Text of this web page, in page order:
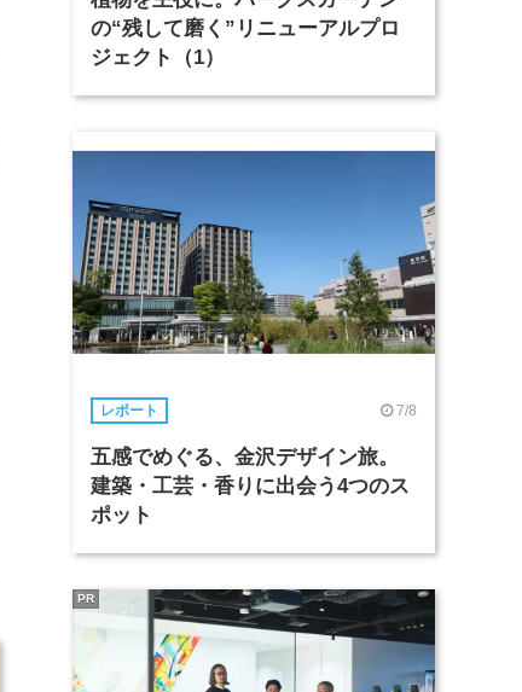
の“残して磨く”リニューアルプロ
ジェクト（1）
レポート 7/8
五感でめぐる、金沢デザイン旅。
建築・工芸・香りに出会う4つのス
ポット
PR